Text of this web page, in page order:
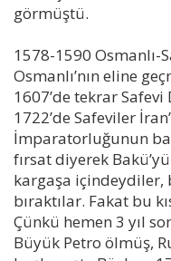
görmüştü.
1578-1590 Osmanlı-
Osmanlı’nın eline
1607’de tekrar
1722’de Safeviler
İmparatorluğunun
fırsat diyerek
kargaşa içindeydiler,
bıraktılar. Fakat bu
Çünkü hemen 3 yıl
Büyük Petro ölmüş,